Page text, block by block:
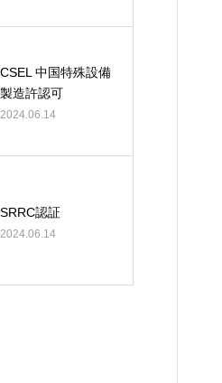
CSEL 中国特殊設備
製造許認可
2024.06.14
SRRC認証
2024.06.14